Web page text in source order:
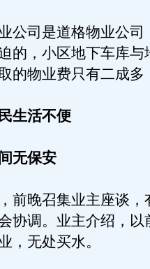
司是道格物业公司
的，小区地下车库与
的物业费只有二成多
生活不便
无保安
晚召集业主座谈，
协调。业主介绍，以
，无处买水。